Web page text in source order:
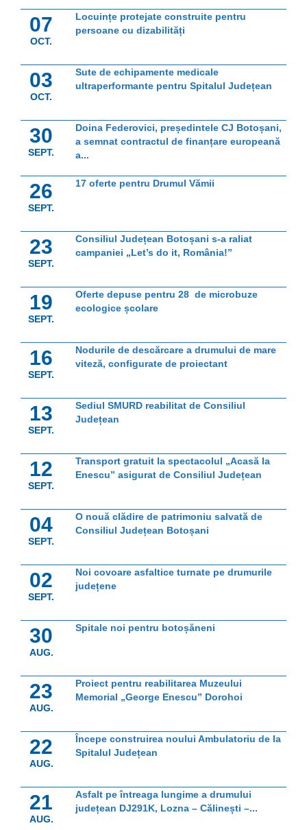
07
OCT.
Locuințe protejate construite pentru
persoane cu dizabilități
03
OCT.
Sute de echipamente medicale
ultraperformante pentru Spitalul Județean
30
SEPT.
Doina Federovici, președintele CJ Botoșani,
a semnat contractul de finanțare europeană
a...
26
SEPT.
17 oferte pentru Drumul Vămii
23
SEPT.
Consiliul Județean Botoșani s-a raliat
campaniei „Let’s do it, România!”
19
SEPT.
Oferte depuse pentru 28 de microbuze
ecologice școlare
16
SEPT.
Nodurile de descărcare a drumului de mare
viteză, configurate de proiectant
13
SEPT.
Sediul SMURD reabilitat de Consiliul
Județean
12
SEPT.
Transport gratuit la spectacolul „Acasă la
Enescu” asigurat de Consiliul Județean
04
SEPT.
O nouă clădire de patrimoniu salvată de
Consiliul Județean Botoșani
02
SEPT.
Noi covoare asfaltice turnate pe drumurile
județene
30
AUG.
Spitale noi pentru botoșăneni
23
AUG.
Proiect pentru reabilitarea Muzeului
Memorial „George Enescu” Dorohoi
22
AUG.
Începe construirea noului Ambulatoriu de la
Spitalul Județean
21
AUG.
Asfalt pe întreaga lungime a drumului
județean DJ291K, Lozna – Călinești –...